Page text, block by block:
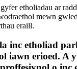
etholiadau ar
mewn
eraill.
inc etholiad
iawn erioed. A